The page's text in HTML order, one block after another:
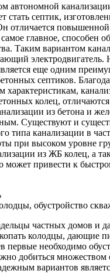
автономной
стать септик,
отличается
главное, способен
Таким вариантом
электродвигатель.
еще одним
септиков.
колец,
из бетона и
Существуют и
типа канализации в
при высоком уровне
из ЖБ колец, а
может привести к
обустройство
частных домов и
колодцы, дающие
первые необходимо
добиться множеством
вариантов